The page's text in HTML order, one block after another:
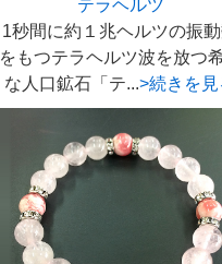
テラヘルツ
1秒間に約１兆ヘルツの振
をもつテラヘルツ波を放つ
な人口鉱石「テ...>続きを見